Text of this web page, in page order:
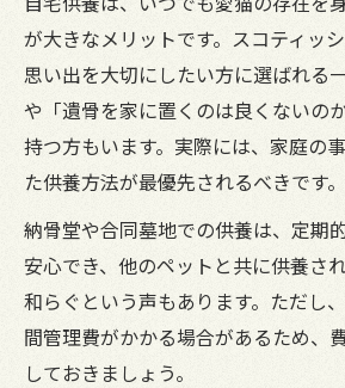
が大きなメリットです。スコティッ
思い出を大切にしたい方に選ばれる
や「遺骨を家に置くのは良くないの
持つ方もいます。実際には、家庭の
た供養方法が最優先されるべきです。
納骨堂や合同墓地での供養は、定期
安心でき、他のペットと共に供養さ
和らぐという声もあります。ただし
間管理費がかかる場合があるため、
しておきましょう。